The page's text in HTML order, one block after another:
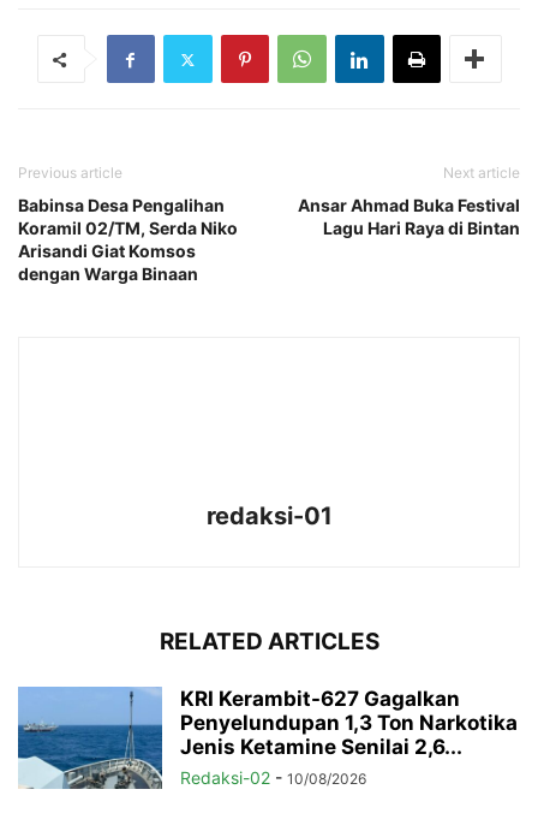
Previous article
Babinsa Desa Pengalihan
Koramil 02/TM, Serda Niko
Arisandi Giat Komsos
dengan Warga Binaan
Next article
Ansar Ahmad Buka Festival
Lagu Hari Raya di Bintan
redaksi-01
RELATED ARTICLES
KRI Kerambit-627 Gagalkan
Penyelundupan 1,3 Ton Narkotika
Jenis Ketamine Senilai 2,6...
Redaksi-02 - 10/08/2026